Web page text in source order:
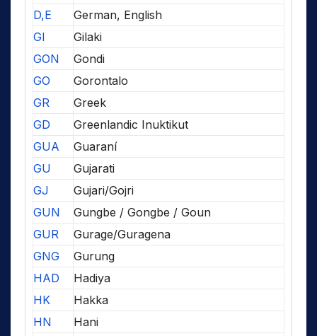
D,E
German, English
GI
Gilaki
GON
Gondi
GO
Gorontalo
GR
Greek
GD
Greenlandic Inuktikut
GUA
Guaraní
GU
Gujarati
GJ
Gujari/Gojri
GUN
Gungbe / Gongbe / Goun
GUR
Gurage/Guragena
GNG
Gurung
HAD
Hadiya
HK
Hakka
HN
Hani